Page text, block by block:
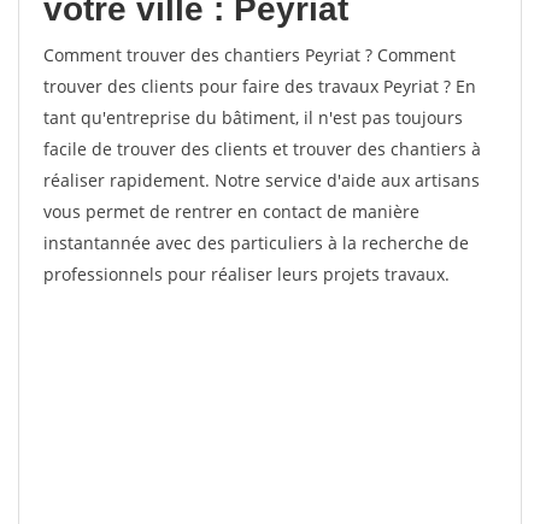
votre ville : Peyriat
Comment trouver des chantiers Peyriat ? Comment
trouver des clients pour faire des travaux Peyriat ? En
tant qu'entreprise du bâtiment, il n'est pas toujours
facile de trouver des clients et trouver des chantiers à
réaliser rapidement. Notre service d'aide aux artisans
vous permet de rentrer en contact de manière
instantannée avec des particuliers à la recherche de
professionnels pour réaliser leurs projets travaux.